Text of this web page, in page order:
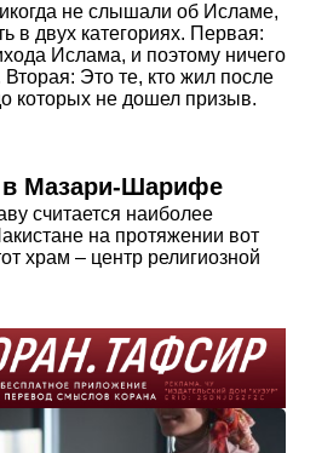
не слышали об Исламе,
в двух категориях. Первая:
Ислама, и поэтому ничего
Это те, кто жил после
которых не дошел призыв.
в Мазари-Шарифе
считается наиболее
на протяжении вот
храм – центр религиозной